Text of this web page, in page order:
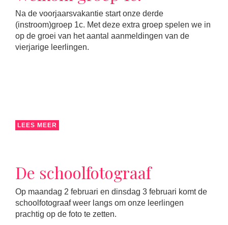
Na de voorjaarsvakantie start onze derde
(instroom)groep 1c. Met deze extra groep spelen we in
op de groei van het aantal aanmeldingen van de
vierjarige leerlingen.
LEES MEER
De schoolfotograaf
Op maandag 2 februari en dinsdag 3 februari komt de
schoolfotograaf weer langs om onze leerlingen
prachtig op de foto te zetten.